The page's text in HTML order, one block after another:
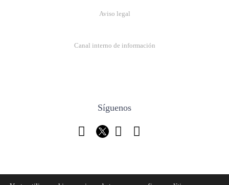
Aviso legal
Canal interno de información
Síguenos